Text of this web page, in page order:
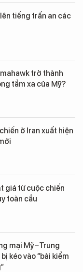
tiếng trấn an các
trở thành
tầm xa của Mỹ?
ở Iran xuất hiện
giá từ cuộc chiến
toàn cầu
mại Mỹ–Trung
kéo vào “bài kiểm